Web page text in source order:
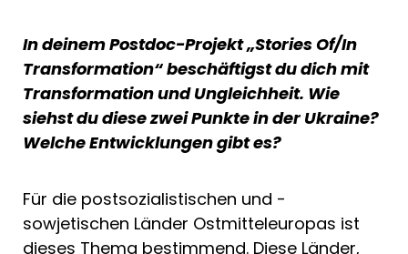
In deinem Postdoc-Projekt „Stories Of/In
Transformation“ beschäftigst du dich mit
Transformation und Ungleichheit. Wie
siehst du diese zwei Punkte in der Ukraine?
Welche Entwicklungen gibt es?
Für die postsozialistischen und -
sowjetischen Länder Ostmitteleuropas ist
dieses Thema bestimmend. Diese Länder,